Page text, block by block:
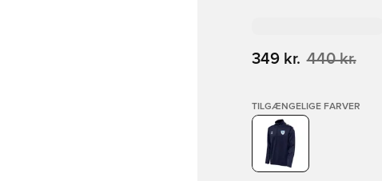
349 kr. 440 kr.
TILGÆNGELIGE FARVER